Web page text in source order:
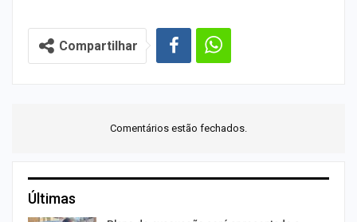
Compartilhar
Comentários estão fechados.
Últimas